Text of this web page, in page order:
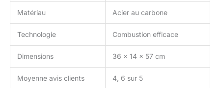
| poêle Ø 28 cm
Matériau Acier au carbone
Technologie Combustion efficace
Dimensions 36 x 14 x 57 cm
Moyenne avis clients 4, 6 sur 5